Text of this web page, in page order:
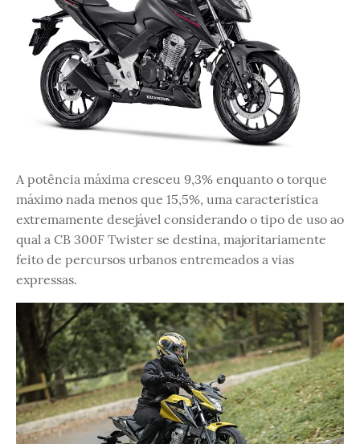
A potência máxima cresceu 9,3% enquanto o torque
máximo nada menos que 15,5%, uma característica
extremamente desejável considerando o tipo de uso ao
qual a CB 300F Twister se destina, majoritariamente
feito de percursos urbanos entremeados a vias
expressas.